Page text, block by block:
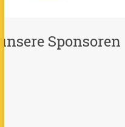
Sponsoren